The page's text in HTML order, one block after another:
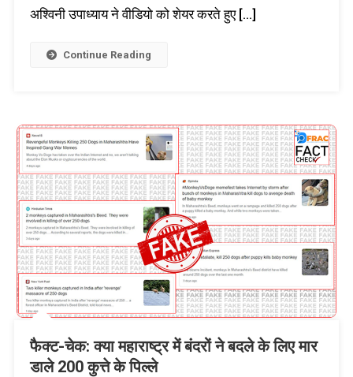
अश्विनी उपाध्याय ने वीडियो को शेयर करते हुए […]
Continue Reading
फैक्ट-चेक: क्या महाराष्ट्र में बंदरों ने बदले के लिए मार
डाले 200 कुत्ते के पिल्ले